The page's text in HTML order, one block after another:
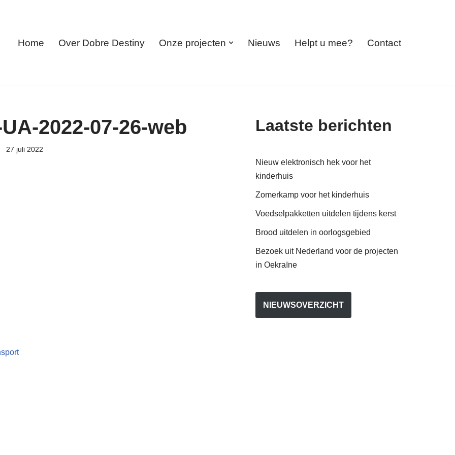
Home Over Dobre Destiny Onze projecten Nieuws Helpt u mee? Contact
2022-07-26-web
27 juli 2022
Laatste berichten
Nieuw elektronisch hek voor het
kinderhuis
Zomerkamp voor het kinderhuis
Voedselpakketten uitdelen tijdens kerst
Brood uitdelen in oorlogsgebied
Bezoek uit Nederland voor de projecten
in Oekraïne
NIEUWSOVERZICHT